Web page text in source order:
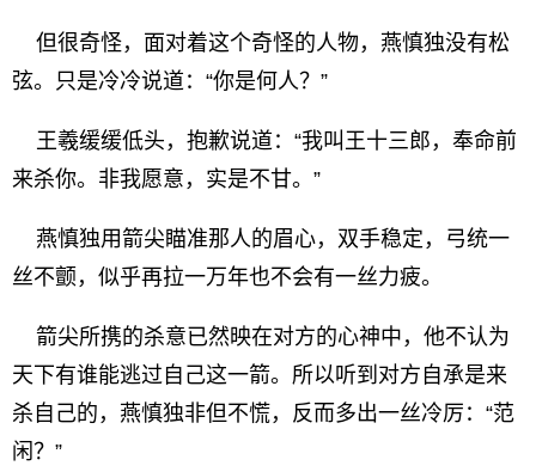
但很奇怪，面对着这个奇怪的人物，燕慎独没有松
弦。只是冷冷说道：“你是何人？”
王羲缓缓低头，抱歉说道：“我叫王十三郎，奉命前
来杀你。非我愿意，实是不甘。”
燕慎独用箭尖瞄准那人的眉心，双手稳定，弓统一
丝不颤，似乎再拉一万年也不会有一丝力疲。
箭尖所携的杀意已然映在对方的心神中，他不认为
天下有谁能逃过自己这一箭。所以听到对方自承是来
杀自己的，燕慎独非但不慌，反而多出一丝冷厉：“范
闲？”